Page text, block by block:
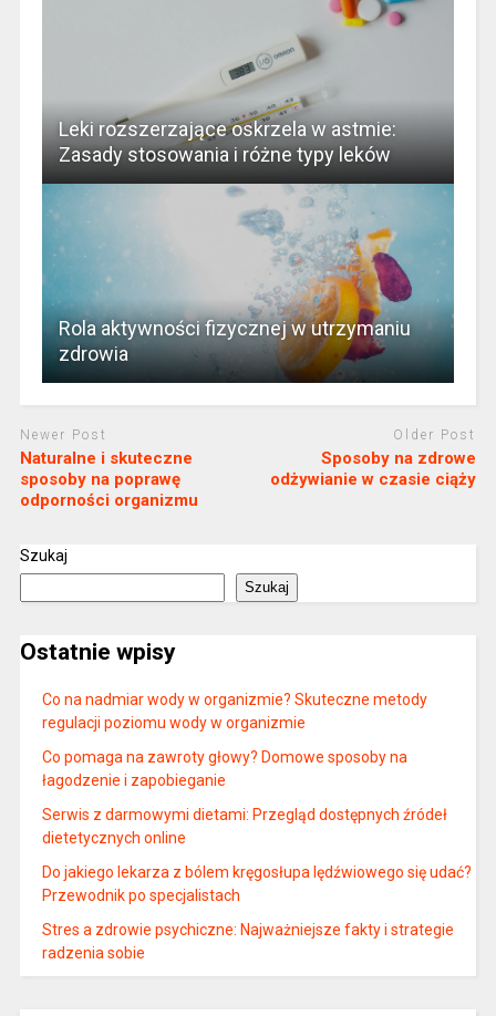
Leki rozszerzające oskrzela w astmie:
Zasady stosowania i różne typy leków
Rola aktywności fizycznej w utrzymaniu
zdrowia
Newer Post
Naturalne i skuteczne
sposoby na poprawę
odporności organizmu
Older Post
Sposoby na zdrowe
odżywianie w czasie ciąży
Szukaj
Szukaj
Ostatnie wpisy
Co na nadmiar wody w organizmie? Skuteczne metody
regulacji poziomu wody w organizmie
Co pomaga na zawroty głowy? Domowe sposoby na
łagodzenie i zapobieganie
Serwis z darmowymi dietami: Przegląd dostępnych źródeł
dietetycznych online
Do jakiego lekarza z bólem kręgosłupa lędźwiowego się udać?
Przewodnik po specjalistach
Stres a zdrowie psychiczne: Najważniejsze fakty i strategie
radzenia sobie